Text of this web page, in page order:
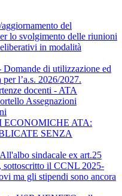
del
lo svolgimento delle riunioni
in modalità
di utilizzazione ed
l’a.s. 2026/2027.
docenti - ATA
Assegnazioni
ECONOMICHE ATA:
SENZA
sindacale ex art.25
sottoscritto il CCNL 2025-
ma gli stipendi sono ancora